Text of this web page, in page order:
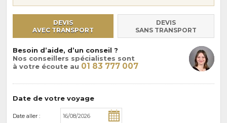
DEVIS
AVEC TRANSPORT
DEVIS
SANS TRANSPORT
Besoin d’aide, d’un conseil ?
Nos conseillers spécialistes sont
à votre écoute au 01 83 777 007
Date de votre voyage
Date aller :